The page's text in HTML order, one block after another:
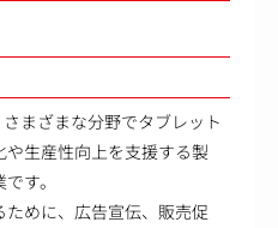
まざまな分野でタブレット
生産性向上を支援する製
す。
めに、広告宣伝、販売促